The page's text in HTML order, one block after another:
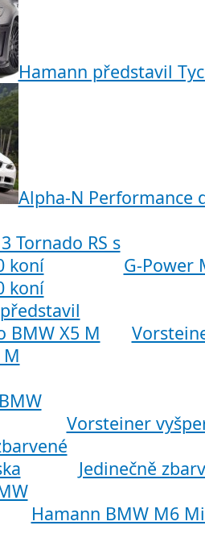
Hamann představil
Alpha-N Performance
G-Power
koní
Vorsteiner
Jedinečně
Hamann BMW M6